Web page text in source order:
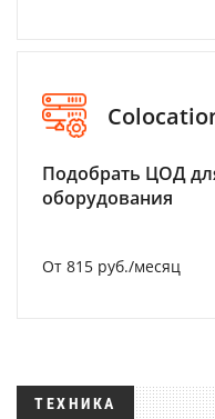
Подобрать ЦОД
оборудования
От 815 руб./месяц
ТЕХНИКА